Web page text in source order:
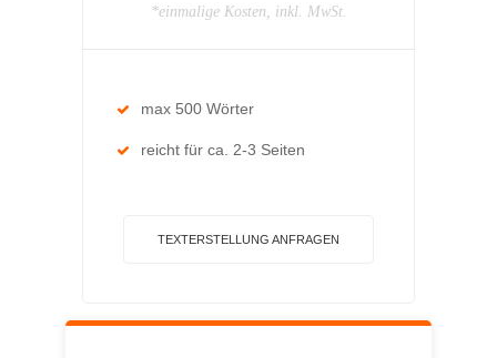
*einmalige Kosten, inkl. MwSt.
max 500 Wörter
reicht für ca. 2-3 Seiten
TEXTERSTELLUNG ANFRAGEN